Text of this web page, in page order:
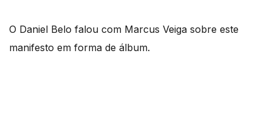
O Daniel Belo falou com Marcus Veiga sobre este
manifesto em forma de álbum.